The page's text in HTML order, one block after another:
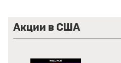
Акции в США